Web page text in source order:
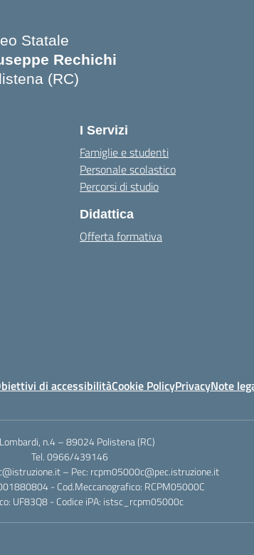
Statale
Rechichi
(RC)
I Servizi
Famiglie e studenti
Personale scolastico
Percorsi di studio
Didattica
Offerta formativa
di accessibilitàCookie PolicyPrivacyNote
n.4 – 89024 Polistena (RC)
Tel. 0966/439146
– Pec: rcpm05000c@pec.istruzione.it
- Cod.Meccanografico: RCPM05000C
UF83Q8 - Codice iPA: istsc_rcpm05000c